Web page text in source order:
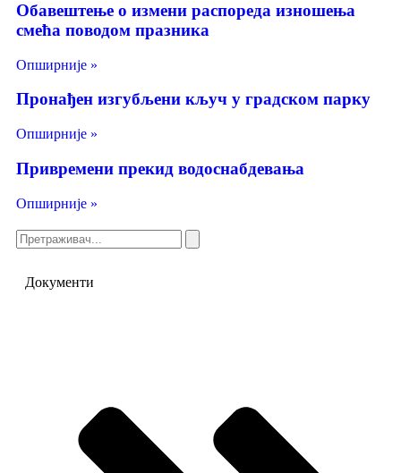
Обавештење о измени распореда изношења
смећа поводом празника
Опширније »
Пронађен изгубљени кључ у градском парку
Опширније »
Привремени прекид водоснабдевања
Опширније »
Документи